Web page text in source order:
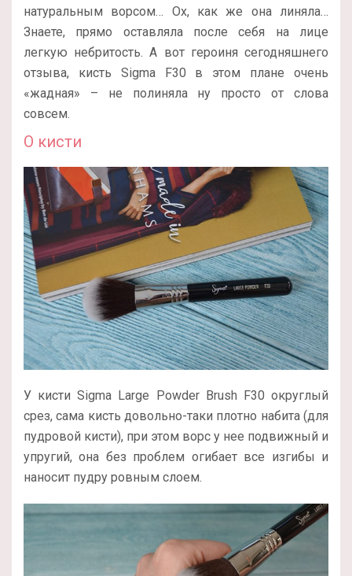
натуральным ворсом… Ох, как же она линяла…
Знаете, прямо оставляла после себя на лице
легкую небритость. А вот героиня сегодняшнего
отзыва, кисть Sigma F30 в этом плане очень
«жадная» – не полиняла ну просто от слова
совсем.
О кисти
У кисти Sigma Large Powder Brush F30 округлый
срез, сама кисть довольно-таки плотно набита (для
пудровой кисти), при этом ворс у нее подвижный и
упругий, она без проблем огибает все изгибы и
наносит пудру ровным слоем.